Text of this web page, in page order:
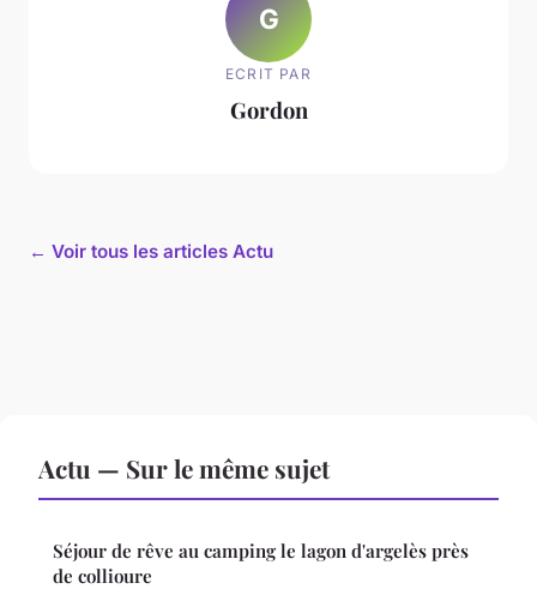
G
ECRIT PAR
Gordon
← Voir tous les articles Actu
Actu — Sur le même sujet
Séjour de rêve au camping le lagon d'argelès près
de collioure